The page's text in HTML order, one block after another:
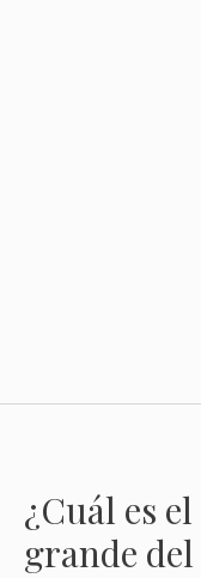
¿Cuál es
grande